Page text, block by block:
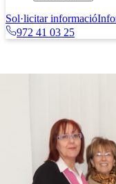
Sol·licitar informació
972 41 03 25
L'any 2009,
Tàpias (cap
la Irina Raventós. Són